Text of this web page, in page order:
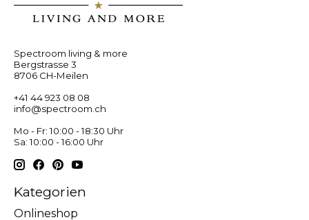
Spectroom living & more
Bergstrasse 3
8706 CH-Meilen
+41 44 923 08 08
info@spectroom.ch
Mo - Fr: 10:00 - 18:30 Uhr
Sa: 10:00 - 16:00 Uhr
Kategorien
Onlineshop